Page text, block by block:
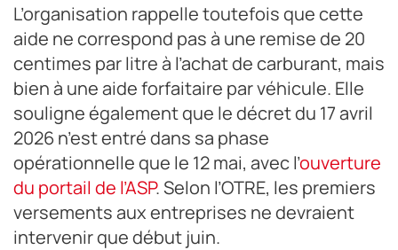
L’organisation rappelle toutefois que cette
aide ne correspond pas à une remise de 20
centimes par litre à l’achat de carburant, mais
bien à une aide forfaitaire par véhicule. Elle
souligne également que le décret du 17 avril
2026 n’est entré dans sa phase
opérationnelle que le 12 mai, avec l’ouverture
du portail de l’ASP. Selon l’OTRE, les premiers
versements aux entreprises ne devraient
intervenir que début juin.